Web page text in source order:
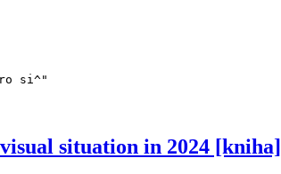
si^"
situation in 2024 [kniha]